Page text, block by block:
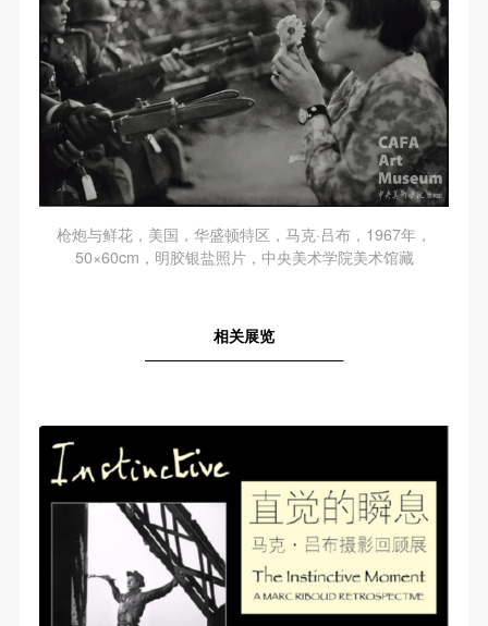
枪炮与鲜花，美国，华盛顿特区，马克·吕布，1967年，
50×60cm，明胶银盐照片，中央美术学院美术馆藏
相关展览
—————————————